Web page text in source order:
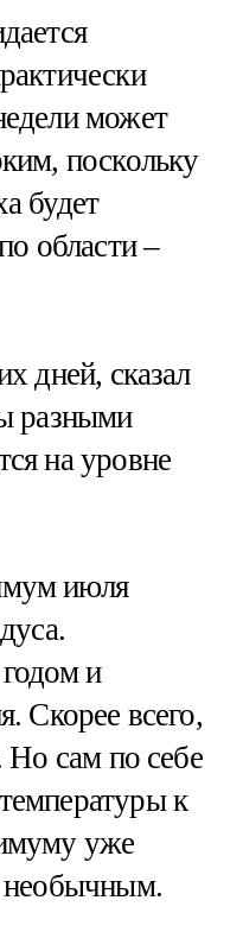
может
поскольку
будет
области –
дней, сказал
разными
на уровне
июля
и
Скорее всего,
Но сам по себе
к
уже
необычным.